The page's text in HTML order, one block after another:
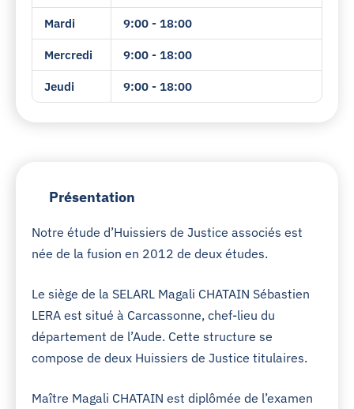
Mardi 9:00 - 18:00
Mercredi 9:00 - 18:00
Jeudi 9:00 - 18:00
Présentation
Notre étude d’Huissiers de Justice associés est
née de la fusion en 2012 de deux études.
Le siège de la SELARL Magali CHATAIN Sébastien
LERA est situé à Carcassonne, chef-lieu du
département de l’Aude. Cette structure se
compose de deux Huissiers de Justice titulaires.
Maître Magali CHATAIN est diplômée de l’examen